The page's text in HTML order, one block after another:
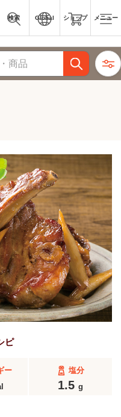
検索 Global ショップ メニュー
ピ
ー 塩分
1.5 g